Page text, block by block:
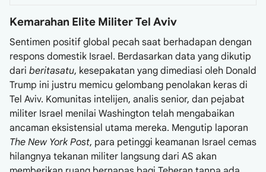
Kemarahan Elite Militer Tel Aviv
Sentimen positif global pecah saat berhadapan dengan
respons domestik Israel. Berdasarkan data yang dikutip
dari beritasatu, kesepakatan yang dimediasi oleh Donald
Trump ini justru memicu gelombang penolakan keras di
Tel Aviv. Komunitas intelijen, analis senior, dan pejabat
militer Israel menilai Washington telah mengabaikan
ancaman eksistensial utama mereka. Mengutip laporan
The New York Post, para petinggi keamanan Israel cemas
hilangnya tekanan militer langsung dari AS akan